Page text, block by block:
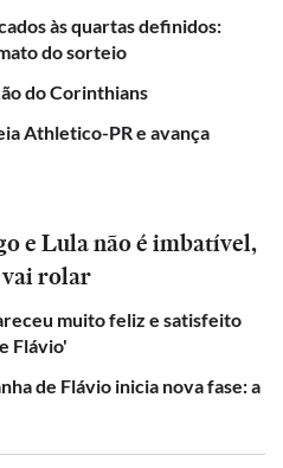
às quartas definidos:
do sorteio
do Corinthians
Athletico-PR e avança
e Lula não é imbatível,
vai rolar
muito feliz e satisfeito
Flávio'
de Flávio inicia nova fase: a